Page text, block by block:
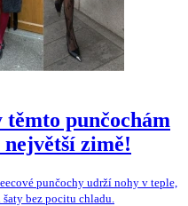
punčochám
největší zimě!
punčochy udrží nohy v teple,
bez pocitu chladu.